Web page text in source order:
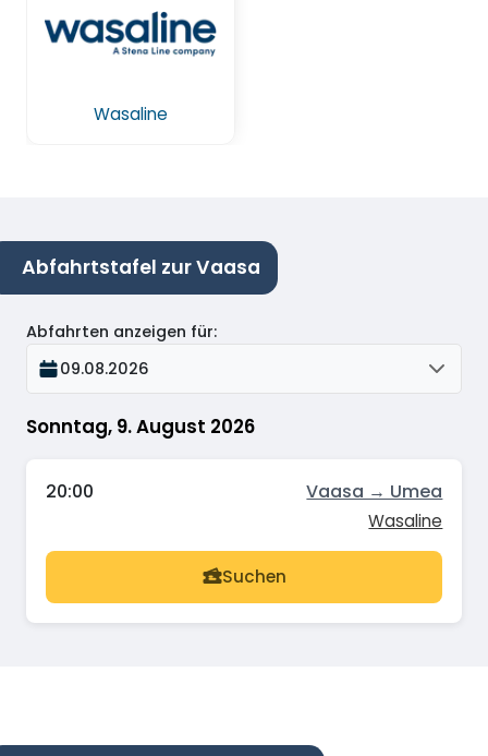
Wasaline
Abfahrtstafel zur Vaasa
Sonntag, 9. August 2026
Abfahrten anzeigen für:
09.08.2026
20:00 Vaasa → Umea
Wasaline
Suchen